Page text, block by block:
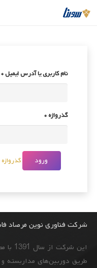
نام کاربری یا آدرس ایمیل*
گذرواژه*
ورود
شرکت فناوری نوین مرصاد
این
طریق دوربین‌های مداربسته و